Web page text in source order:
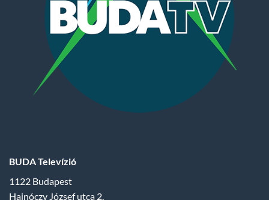
BUDA Televízió
1122 Budapest
Hajnóczy József utca 2.